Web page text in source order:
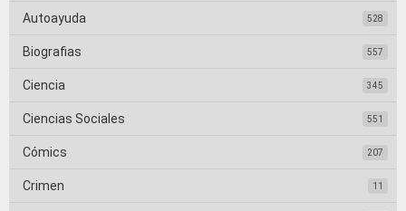
Autoayuda 528
Biografias 557
Ciencia 345
Ciencias Sociales 551
Cómics 207
Crimen 11